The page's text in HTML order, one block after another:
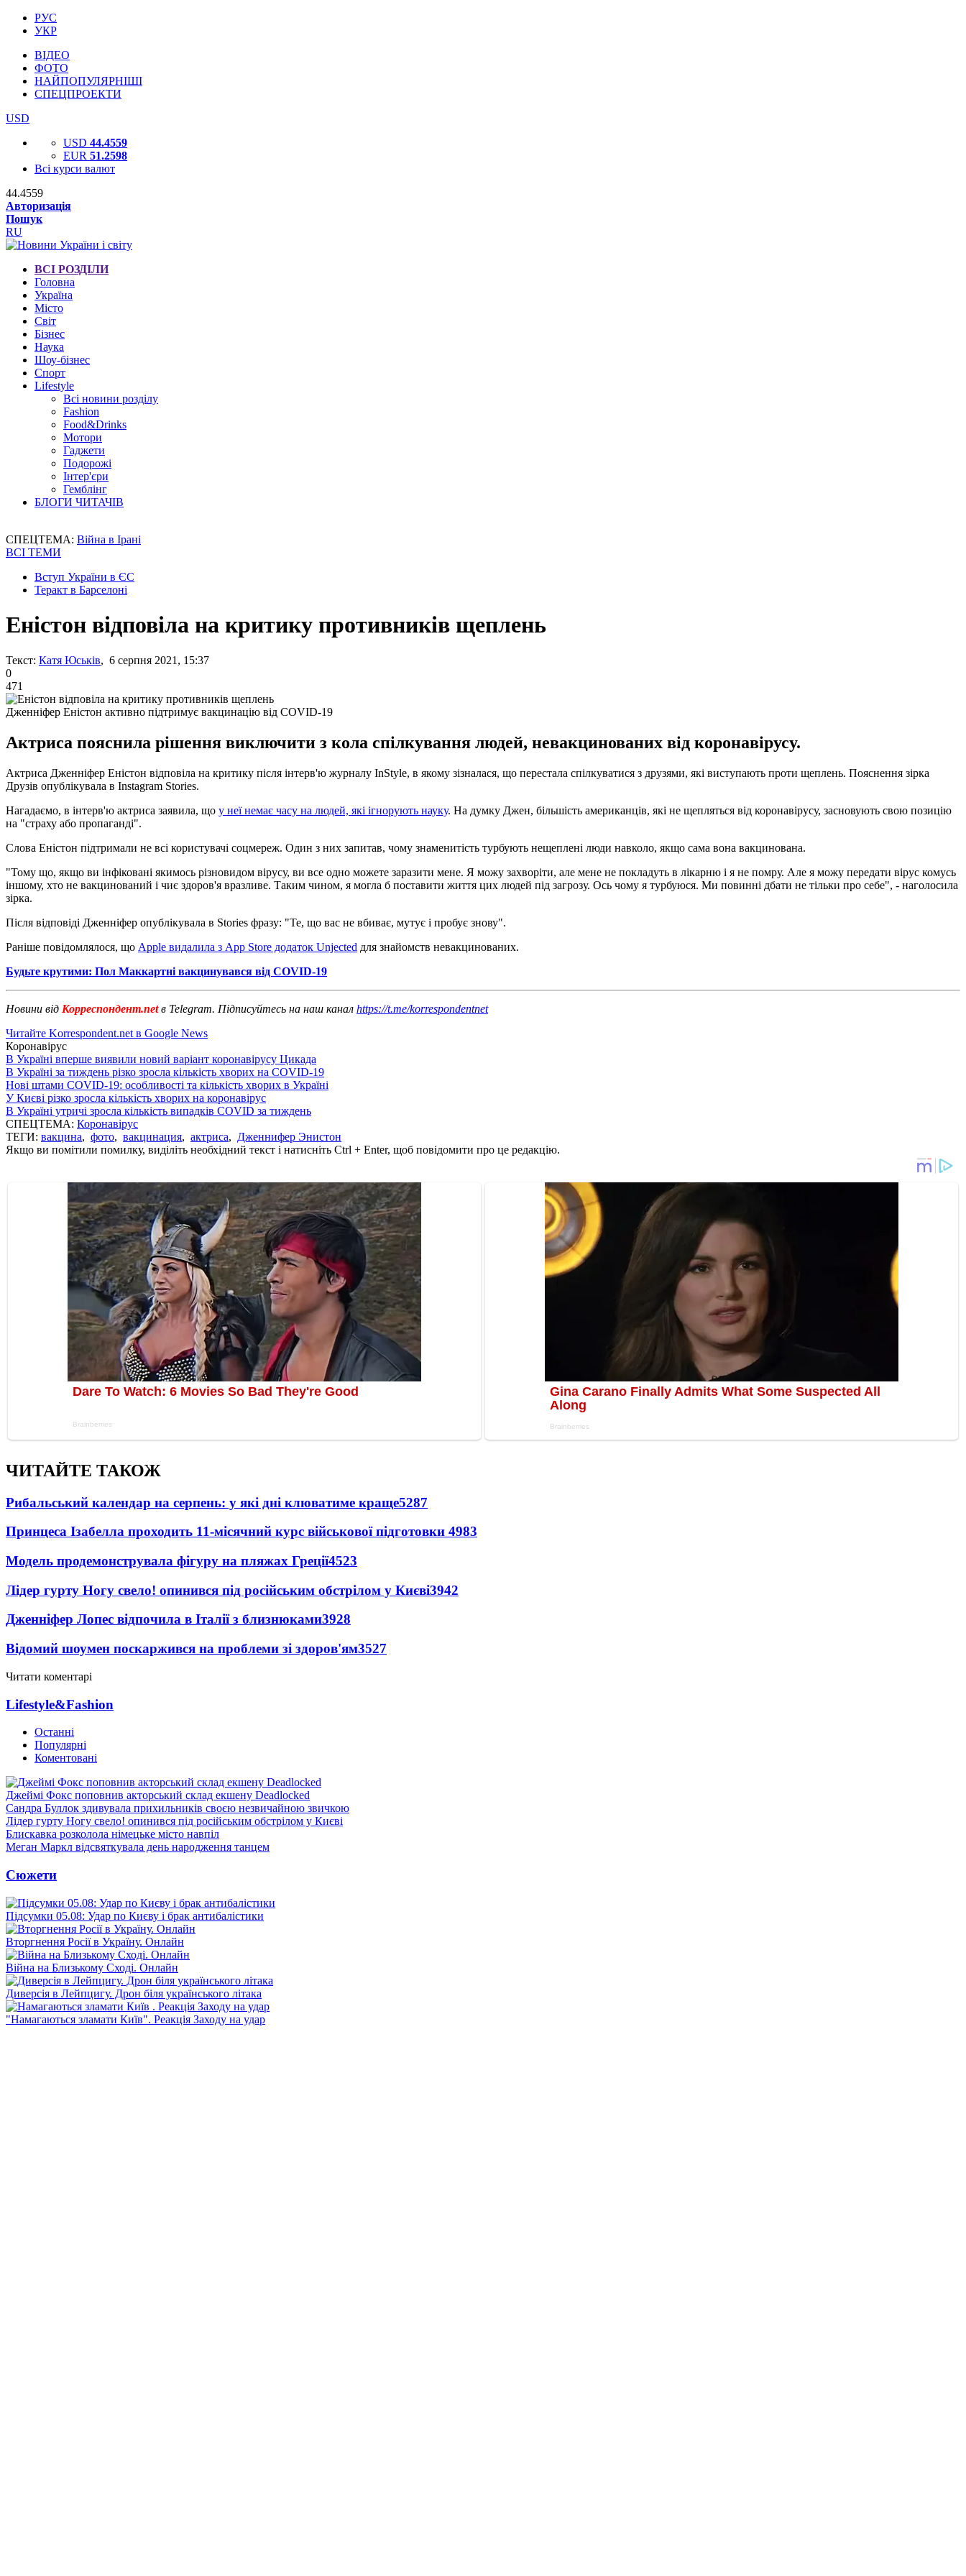
РУС
УКР
ВІДЕО
ФОТО
НАЙПОПУЛЯРНІШІ
СПЕЦПРОЕКТИ
USD
USD 44.4559
EUR 51.2598
Всі курси валют
44.4559
Авторизація
Пошук
RU
ВСІ РОЗДІЛИ
Головна
Україна
Місто
Світ
Бізнес
Наука
Шоу-бізнес
Спорт
Lifestyle
Всі новини розділу
Fashion
Food&Drinks
Мотори
Гаджети
Подорожі
Інтер'єри
Гемблінг
БЛОГИ ЧИТАЧІВ
СПЕЦТЕМА: Війна в Ірані
ВСІ ТЕМИ
Вступ України в ЄС
Теракт в Барселоні
Еністон відповіла на критику противників щеплень
Текст: Катя Юськів, 6 серпня 2021, 15:37
0
471
Дженніфер Еністон активно підтримує вакцинацію від COVID-19
Актриса пояснила рішення виключити з кола спілкування людей, невакцинованих від коронавірусу.
Актриса Дженніфер Еністон відповіла на критику після інтерв'ю журналу InStyle, в якому зізналася, що перестала спілкуватися з друзями, які виступають проти щеплень. Пояснення зірка
Друзів опублікувала в Instagram Stories.
Нагадаємо, в інтерв'ю актриса заявила, що у неї немає часу на людей, які ігнорують науку. На думку Джен, більшість американців, які не щепляться від коронавірусу, засновують свою позицію
на "страху або пропаганді".
Слова Еністон підтримали не всі користувачі соцмереж. Один з них запитав, чому знаменитість турбують нещеплені люди навколо, якщо сама вона вакцинована.
"Тому що, якщо ви інфіковані якимось різновидом вірусу, ви все одно можете заразити мене. Я можу захворіти, але мене не покладуть в лікарню і я не помру. Але я можу передати вірус комусь
іншому, хто не вакцинований і чиє здоров'я вразливе. Таким чином, я могла б поставити життя цих людей під загрозу. Ось чому я турбуюся. Ми повинні дбати не тільки про себе", - наголосила
зірка.
Після відповіді Дженніфер опублікувала в Stories фразу: "Те, що вас не вбиває, мутує і пробує знову".
Раніше повідомлялося, що Apple видалила з App Store додаток Unjected для знайомств невакцинованих.
Будьте крутими: Пол Маккартні вакцинувався від COVID-19
Новини від Корреспондент.netв Telegram. Підписуйтесь на наш канал https://t.me/korrespondentnet
Читайте Korrespondent.net в Google News
Коронавірус
В Україні вперше виявили новий варіант коронавірусу Цикада
В Україні за тиждень різко зросла кількість хворих на COVID-19
Нові штами COVID-19: особливості та кількість хворих в Україні
У Києві різко зросла кількість хворих на коронавірус
В Україні утричі зросла кількість випадків COVID за тиждень
СПЕЦТЕМА: Коронавірус
ТЕГИ: вакцина, фото, вакцинация, актриса, Дженнифер Энистон
Якщо ви помітили помилку, виділіть необхідний текст і натисніть Ctrl + Enter, щоб повідомити про це редакцію.
ЧИТАЙТЕ ТАКОЖ
Рибальський календар на серпень: у які дні клюватиме краще5287
Принцеса Ізабелла проходить 11-місячний курс військової підготовки 4983
Модель продемонструвала фігуру на пляжах Греції4523
Лідер гурту Ногу свело! опинився під російським обстрілом у Києві3942
Дженніфер Лопес відпочила в Італії з близнюками3928
Відомий шоумен поскаржився на проблеми зі здоров'ям3527
Читати коментарі
Lifestyle&Fashion
Останні
Популярні
Коментовані
Джеймі Фокс поповнив акторський склад екшену Deadlocked
Сандра Буллок здивувала прихильників своєю незвичайною звичкою
Лідер гурту Ногу свело! опинився під російським обстрілом у Києві
Блискавка розколола німецьке місто навпіл
Меган Маркл відсвяткувала день народження танцем
Сюжети
Підсумки 05.08: Удар по Києву і брак антибалістики
Вторгнення Росії в Україну. Онлайн
Війна на Близькому Сході. Онлайн
Диверсія в Лейпцигу. Дрон біля українського літака
"Намагаються зламати Київ". Реакція Заходу на удар